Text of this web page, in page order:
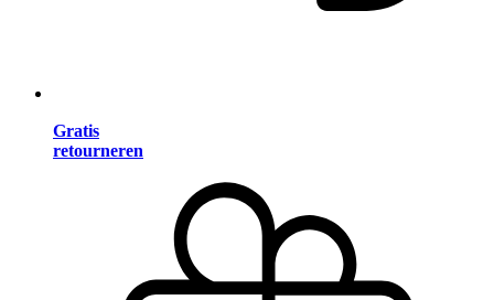
Gratis
retourneren